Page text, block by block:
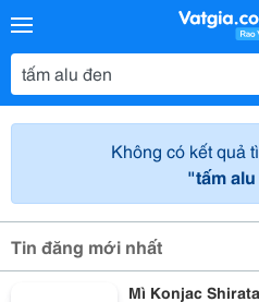
Không có kết quả
"tấm
Tin đăng mới nhất
Mì Konjac